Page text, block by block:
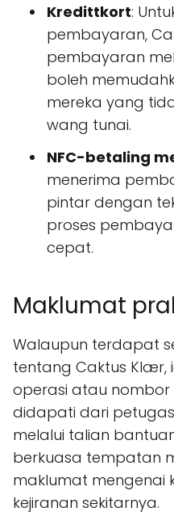
Kredittkort:
pembayaran,
pembayaran
boleh
mereka yang
wang tunai.
NFC-betaling
menerima
pintar dengan
proses
cepat.
Maklumat
Walaupun terdapat
tentang Caktus Klær,
operasi atau
didapati dari
melalui talian
berkuasa tempatan
maklumat mengenai
kejiranan sekitarnya.